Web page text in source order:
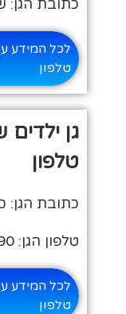
כתובת הגן:
לכל המידע
טלפון
גן ילדים
טלפון
כתובת הגן:
טלפון הגן: 04-6732390
לכל המידע על
טלפון